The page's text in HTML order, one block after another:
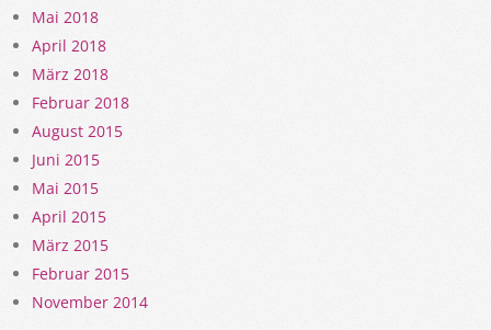
Mai 2018
April 2018
März 2018
Februar 2018
August 2015
Juni 2015
Mai 2015
April 2015
März 2015
Februar 2015
November 2014